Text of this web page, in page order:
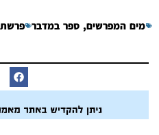
מים המפרשים, ספר במדבר